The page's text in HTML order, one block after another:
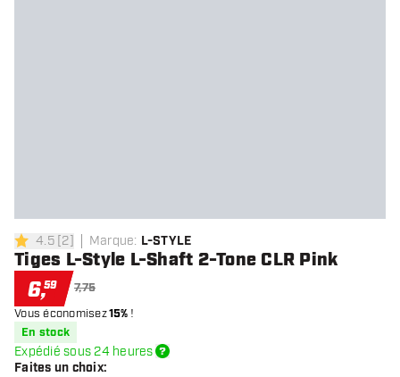
4.5 étoiles de notation
4.5[2] Marque: L-STYLE
Tiges L-Style L-Shaft 2-Tone CLR Pink
6,59 7,75
Vous économisez15% !
En stock
Expédié sous 24 heures
Faites un choix: